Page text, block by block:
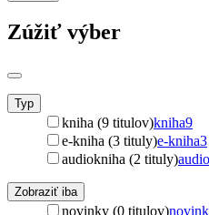
Zúžiť výber
Typ
kniha (9 titulov)kniha9
e-kniha (3 tituly)e-kniha3
audiokniha (2 tituly)
Zobraziť iba
novinky (0 titulov)